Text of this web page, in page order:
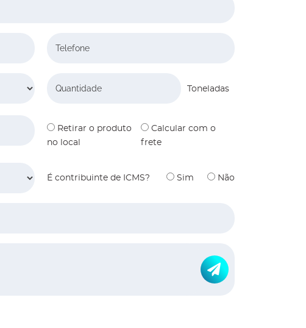
Quantidade
Toneladas
Retirar o produto
no local
Calcular com o
frete
É contribuinte de ICMS?
Sim Não
Enviar Ícone